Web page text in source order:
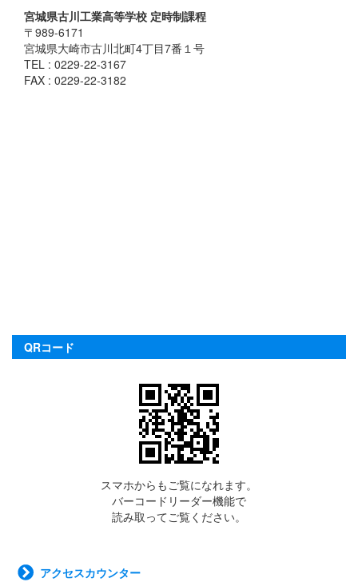
宮城県古川工業高等学校 定時制課程
〒989-6171
宮城県大崎市古川北町4丁目7番１号
TEL : 0229-22-3167
FAX : 0229-22-3182
QRコード
スマホからもご覧になれます。
バーコードリーダー機能で
読み取ってご覧ください。
アクセスカウンター